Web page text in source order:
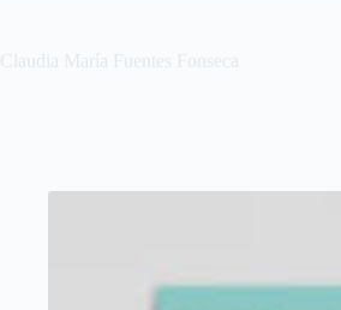
Claudia María Fuentes Fonseca